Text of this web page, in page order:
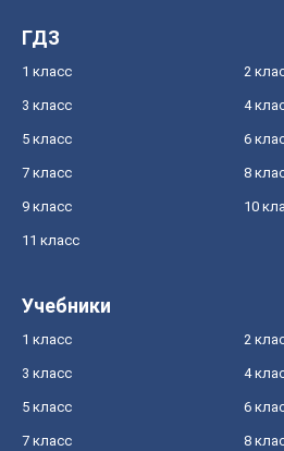
ГДЗ
1 класс 2
3 класс 4
5 класс 6
7 класс 8
9 класс 10
11 класс
Учебники
1 класс 2
3 класс 4
5 класс 6
7 класс 8